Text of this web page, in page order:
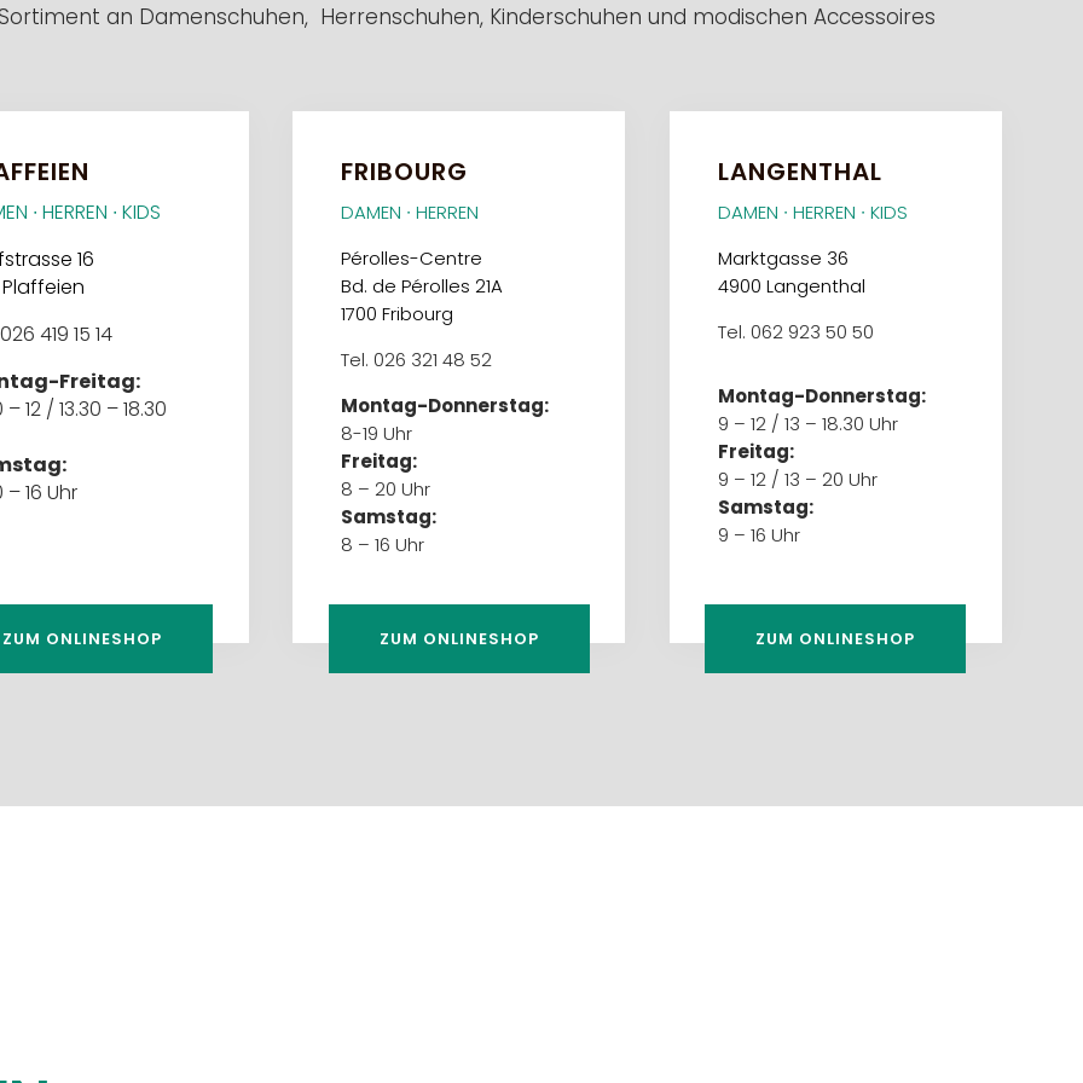
an Damenschuhen, Herrenschuhen, Kinderschuhen und modischenAccessoires
∙ HERREN ∙ KIDS
16
Plaffeien
419 15 14
Freitag:
12 / 13.30 – 18.30
– 16 Uhr
ZUM ONLINESHOP
FRIBOURG
DAMEN ∙ HERREN
Pérolles-Centre
Bd. de Pérolles 21A
1700 Fribourg
Tel. 026 321 48 52
Montag-Donnerstag:
8-19 Uhr
Freitag:
8 – 20 Uhr
Samstag:
8 – 16 Uhr
ZUM ONLINESHOP
LANGENTHAL
DAMEN ∙ HERREN ∙ KIDS
Marktgasse 36
4900 Langenthal
Tel. 062 923 50 50
Montag-Donnerstag:
9 – 12 / 13 – 18.30 Uhr
Freitag:
9 – 12 / 13 – 20 Uhr
Samstag:
9 – 16 Uhr
ZUM ONLINESHOP